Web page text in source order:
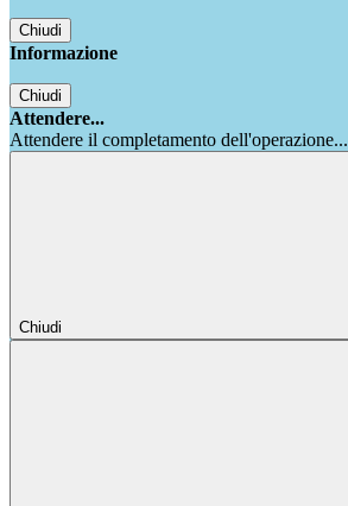
Chiudi
Informazione
Chiudi
Attendere...
Attendere il completamento dell'operazione...
Chiudi